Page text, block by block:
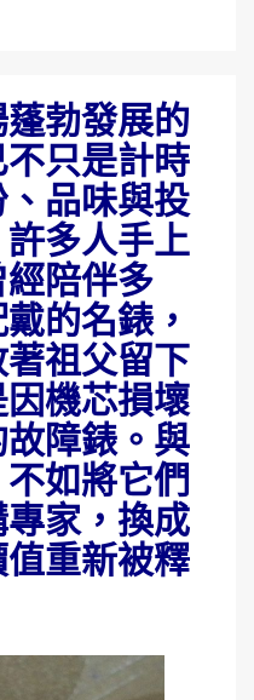
勃發展的
只是計時
品味與投
多人手上
陪伴多
的名錶，
祖父留下
機芯損壞
障錶。與
如將它們
家，換成
重新被釋